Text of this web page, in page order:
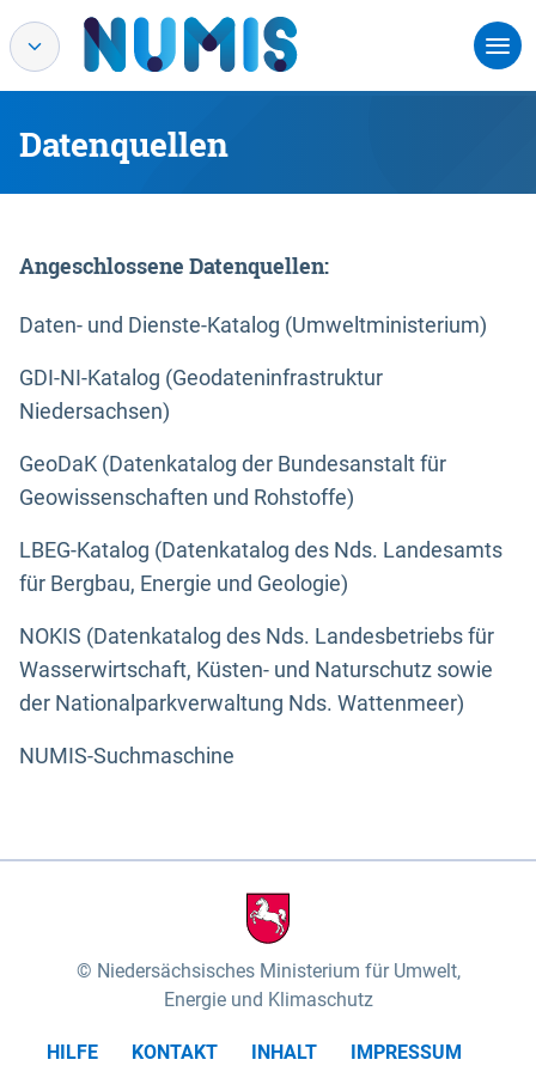
Datenquellen
Angeschlossene Datenquellen:
Daten- und Dienste-Katalog (Umweltministerium)
GDI-NI-Katalog (Geodateninfrastruktur
Niedersachsen)
GeoDaK (Datenkatalog der Bundesanstalt für
Geowissenschaften und Rohstoffe)
LBEG-Katalog (Datenkatalog des Nds. Landesamts
für Bergbau, Energie und Geologie)
NOKIS (Datenkatalog des Nds. Landesbetriebs für
Wasserwirtschaft, Küsten- und Naturschutz sowie
der Nationalparkverwaltung Nds. Wattenmeer)
NUMIS-Suchmaschine
Niedersächsisches Ministerium für Umwelt,
Energie und Klimaschutz
HILFE KONTAKT INHALT
IMPRESSUM